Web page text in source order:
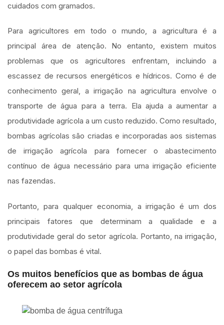
cuidados com gramados.
Para agricultores em todo o mundo, a agricultura é a
principal área de atenção. No entanto, existem muitos
problemas que os agricultores enfrentam, incluindo a
escassez de recursos energéticos e hídricos. Como é de
conhecimento geral, a irrigação na agricultura envolve o
transporte de água para a terra. Ela ajuda a aumentar a
produtividade agrícola a um custo reduzido. Como resultado,
bombas agrícolas são criadas e incorporadas aos sistemas
de irrigação agrícola para fornecer o abastecimento
contínuo de água necessário para uma irrigação eficiente
nas fazendas.
Portanto, para qualquer economia, a irrigação é um dos
principais fatores que determinam a qualidade e a
produtividade geral do setor agrícola. Portanto, na irrigação,
o papel das bombas é vital.
Os muitos benefícios que as bombas de água
oferecem ao setor agrícola